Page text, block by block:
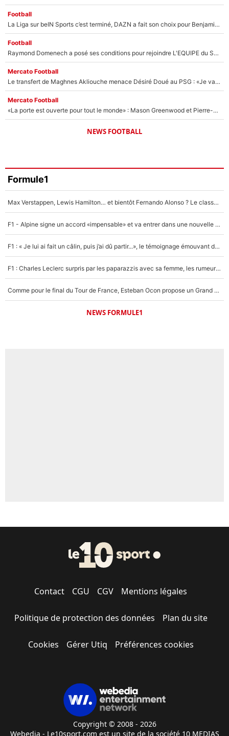
Football
La Liga sur beIN Sports c’est terminé, DAZN a fait son choix pour Benjamin Da Silva et Omar Da Fonseca !
Football
Raymond Domenech a posé ses conditions pour rejoindre L'EQUIPE du Soir : Il refuse de faire l'émission avec un autre chroniqueur !
Mercato Football
Le transfert de Maghnes Akliouche menace Désiré Doué au PSG : «Je valide à 200%»
Mercato Football
«La porte est ouverte pour tout le monde» : Mason Greenwood et Pierre-Emerick Aubameyang ont quitté l'OM, Amine Gouiri balance sur la suite du mercato et sur la réaction du vestiaire !
NEWS FOOTBALL
Formule1
Max Verstappen, Lewis Hamilton… et bientôt Fernando Alonso ? Le classement des pilotes les mieux payés en Formule 1 risque de changer !
F1 - Alpine signe un accord «impensable» et va entrer dans une nouvelle dimension : Grande nouvelle pour Pierre Gasly !
F1 : « Je lui ai fait un câlin, puis j’ai dû partir...», le témoignage émouvant de Max Verstappen sur sa fille
F1 : Charles Leclerc surpris par les paparazzis avec sa femme, les rumeurs étaient vraies !
Comme pour le final du Tour de France, Esteban Ocon propose un Grand Prix de Formule 1 à Paris : «Autour de l’Arc de Triomphe, ce serait génial» !
NEWS FORMULE1
Contact CGU CGV Mentions légales
Politique de protection des données Plan du site
Cookies Gérer Utiq Préférences cookies
Copyright © 2008 - 2026
Webedia - Le10sport.com est un site de la société 10 MEDIAS